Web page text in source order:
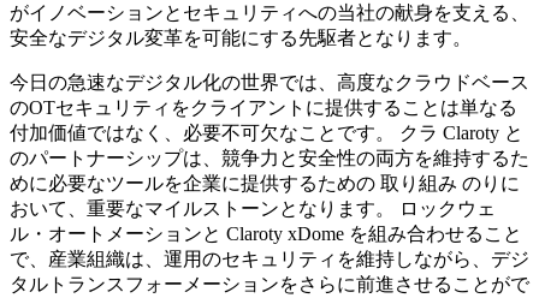
がイノベーションとセキュリティへの当社の献身を支える、
安全なデジタル変革を可能にする先駆者となります。
今日の急速なデジタル化の世界では、高度なクラウドベース
のOTセキュリティをクライアントに提供することは単なる
付加価値ではなく、必要不可欠なことです。 クラ Claroty と
のパートナーシップは、競争力と安全性の両方を維持するた
めに必要なツールを企業に提供するための 取り組み のりに
おいて、重要なマイルストーンとなります。 ロックウェ
ル・オートメーションと Claroty xDome を組み合わせること
で、産業組織は、運用のセキュリティを維持しながら、デジ
タルトランスフォーメーションをさらに前進させることがで